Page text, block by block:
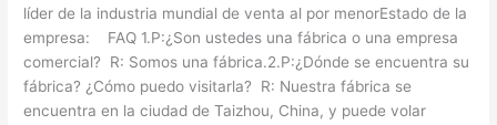
líder de la industria mundial de venta al por menorEstado de la
empresa: FAQ 1.P:¿Son ustedes una fábrica o una empresa
comercial? R: Somos una fábrica.2.P:¿Dónde se encuentra su
fábrica? ¿Cómo puedo visitarla? R: Nuestra fábrica se
encuentra en la ciudad de Taizhou, China, y puede volar